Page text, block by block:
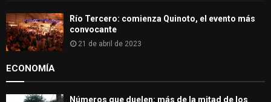
Río Tercero: comienza Quinoto, el evento más
convocante
21 de abril de 2023
ECONOMÍA
Números que duelen: más de la mitad de los